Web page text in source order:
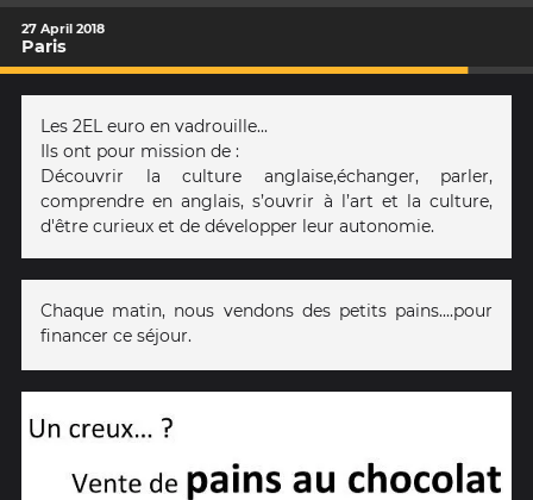
27 April 2018
Paris
Les 2EL euro en vadrouille...
Ils ont pour mission de :
Découvrir la culture anglaise,échanger, parler,
comprendre en anglais, s’ouvrir à l’art et la culture,
d'être curieux et de développer leur autonomie.
Chaque matin, nous vendons des petits pains....pour
financer ce séjour.